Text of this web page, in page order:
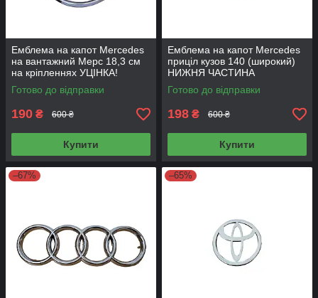
Емблема на капот Mercedes
на вантажний Мерс 18,3 см
на кріпленнях УЦІНКА!
Готово до відправки
190 ₴ 600 ₴
Купити
Емблема на капот Mercedes
приціл кузов 140 (широкий)
НИЖНЯ ЧАСТИНА
Готово до відправки
198 ₴ 600 ₴
Купити
–67% –65%